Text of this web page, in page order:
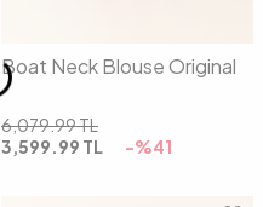
Boat Neck Blouse Original
6,079.99TL
3,599.99 TL -%41